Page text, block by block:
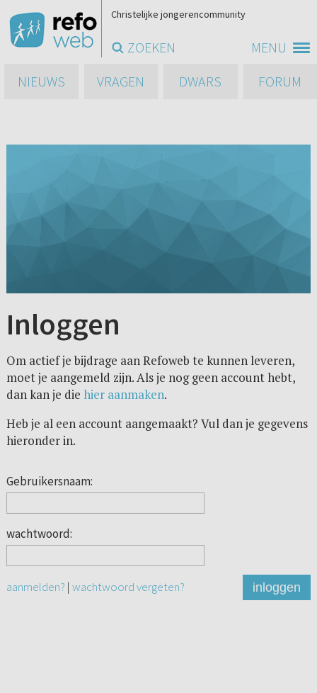
MENU
Christelijke jongerencommunity
ZOEKEN
NIEUWS
VRAGEN DWARS FORUM
Inloggen
Om actief je bijdrage aan Refoweb te kunnen leveren,
moet je aangemeld zijn. Als je nog geen account hebt,
dan kan je die hier aanmaken.
Heb je al een account aangemaakt? Vul dan je gegevens
hieronder in.
Gebruikersnaam:
wachtwoord:
aanmelden? | wachtwoord vergeten? inloggen